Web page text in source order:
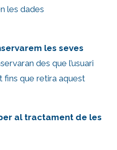
les dades
les seves
des que l’usuari
fins que retira aquest
al tractament de les